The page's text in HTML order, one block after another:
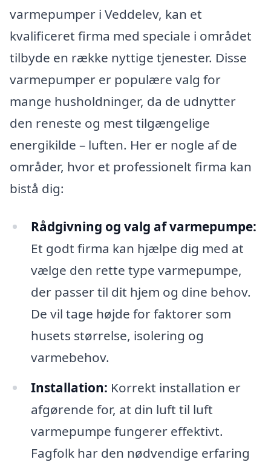
varmepumper i Veddelev, kan et
kvalificeret firma med speciale i området
tilbyde en række nyttige tjenester. Disse
varmepumper er populære valg for
mange husholdninger, da de udnytter
den reneste og mest tilgængelige
energikilde – luften. Her er nogle af de
områder, hvor et professionelt firma kan
bistå dig:
Rådgivning og valg af varmepumpe:
Et godt firma kan hjælpe dig med at
vælge den rette type varmepumpe,
der passer til dit hjem og dine behov.
De vil tage højde for faktorer som
husets størrelse, isolering og
varmebehov.
Installation: Korrekt installation er
afgørende for, at din luft til luft
varmepumpe fungerer effektivt.
Fagfolk har den nødvendige erfaring